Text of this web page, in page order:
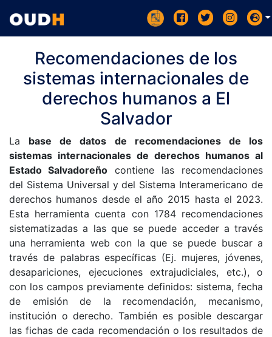
Recomendaciones de los
sistemas internacionales de
derechos humanos a El
Salvador
La base de datos de recomendaciones de los
sistemas internacionales de derechos humanos al
Estado Salvadoreño contiene las recomendaciones
del Sistema Universal y del Sistema Interamericano de
derechos humanos desde el año 2015 hasta el 2023.
Esta herramienta cuenta con 1784 recomendaciones
sistematizadas a las que se puede acceder a través
una herramienta web con la que se puede buscar a
través de palabras específicas (Ej. mujeres, jóvenes,
desapariciones, ejecuciones extrajudiciales, etc.), o
con los campos previamente definidos: sistema, fecha
de emisión de la recomendación, mecanismo,
institución o derecho. También es posible descargar
las fichas de cada recomendación o los resultados de